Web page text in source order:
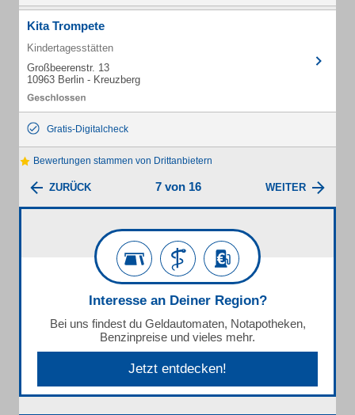
Kita Trompete
Kindertagesstätten
Großbeerenstr. 13
10963 Berlin - Kreuzberg
Gratis-Digitalcheck
Bewertungen stammen von Drittanbietern
ZURÜCK 7 von 16 WEITER
Interesse an Deiner Region?
Bei uns findest du Geldautomaten, Notapotheken,
Benzinpreise und vieles mehr.
Jetzt entdecken!